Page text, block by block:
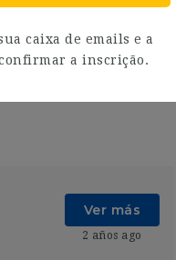
Ver más
2 años ago
caixa de emails e a
a inscrição.